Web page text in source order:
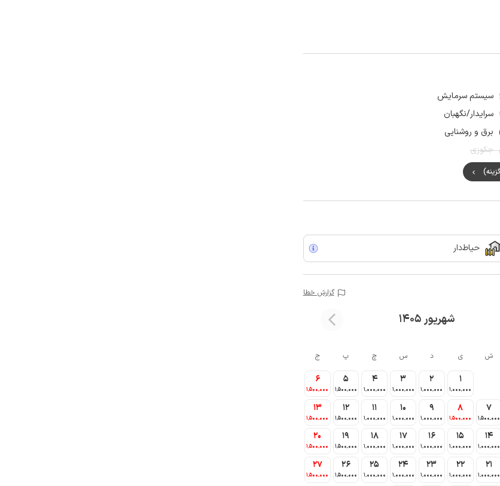
سیستم سرمایش
سرایدار/نگهبان
برق و روشنایی
جکوزی
حیاط‌دار
گزارش خطا
شهریور 1405
ش ی د س چ پ ج
1
1٬000٬000
2
1٬000٬000
3
1٬000٬000
4
1٬000٬000
5
1٬500٬000
6
1٬500٬000
7
1٬500٬000
8
1٬500٬000
9
1٬000٬000
10
1٬000٬000
11
1٬000٬000
12
1٬500٬000
13
1٬500٬000
14
1٬000٬000
15
1٬000٬000
16
1٬000٬000
17
1٬000٬000
18
1٬000٬000
19
1٬500٬000
20
1٬500٬000
21
1٬000٬000
22
1٬000٬000
23
1٬000٬000
24
1٬000٬000
25
1٬000٬000
26
1٬500٬000
27
1٬500٬000